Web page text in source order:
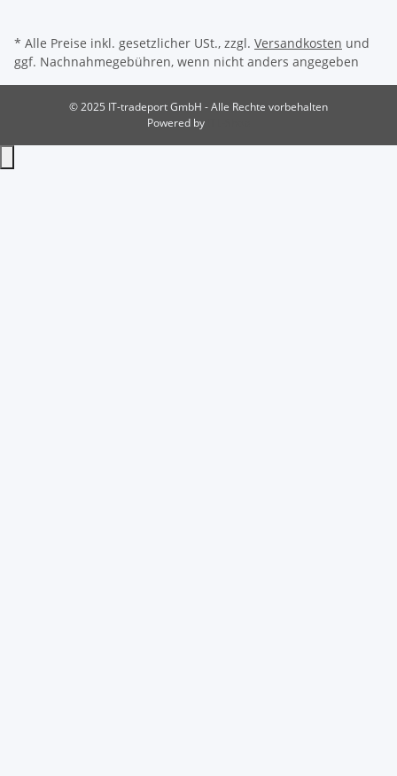
* Alle Preise inkl. gesetzlicher USt., zzgl. Versandkosten und
ggf. Nachnahmegebühren, wenn nicht anders angegeben
© 2025 IT-tradeport GmbH - Alle Rechte vorbehalten
Powered by